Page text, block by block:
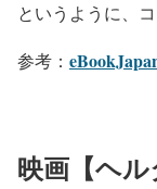
というように、
参考：
映画【ヘ